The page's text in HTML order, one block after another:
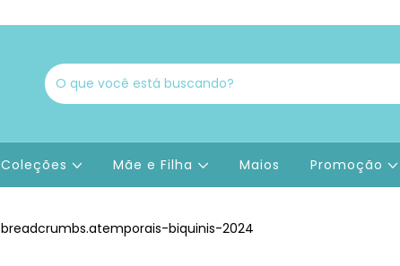
Coleções Mãe e Filha Maios Promoção
breadcrumbs.atemporais-biquinis-2024